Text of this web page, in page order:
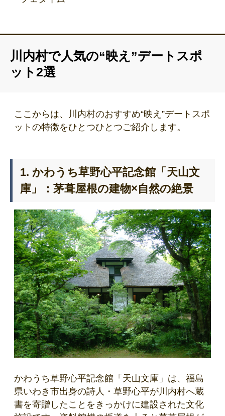
川内村で人気の“映え”デートスポ
ット2選
ここからは、川内村のおすすめ“映え”デートスポ
ットの特徴をひとつひとつご紹介します。
1. かわうち草野心平記念館「天山文
庫」：茅葺屋根の建物×自然の絶景
かわうち草野心平記念館「天山文庫」は、福島
県いわき市出身の詩人・草野心平が川内村へ蔵
書を寄贈したことをきっかけに建設された文化